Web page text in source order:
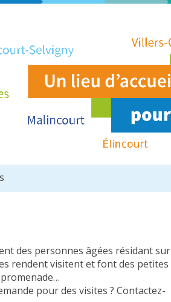
des personnes âgées résidant sur
rendent visitent et font des petites
pour des visites ? Contactez-